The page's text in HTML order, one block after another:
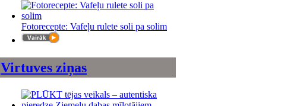
Fotorecepte: Vafeļu rulete soli pa solim
Virtuves ziņas